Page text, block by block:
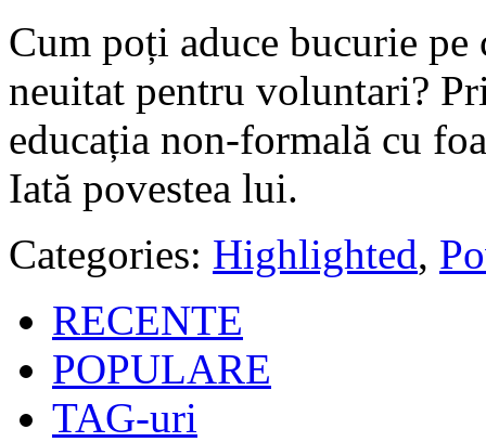
Cum poți aduce bucurie
neuitat pentru voluntari?
educația non-formală cu
Iată povestea lui.
Categories: Highlighted,
RECENTE
POPULARE
TAG-uri